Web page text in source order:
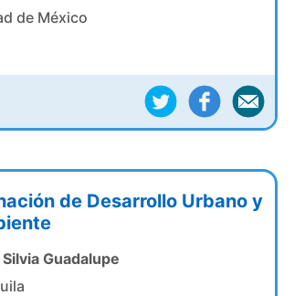
de México
de Desarrollo Urbano y
Guadalupe